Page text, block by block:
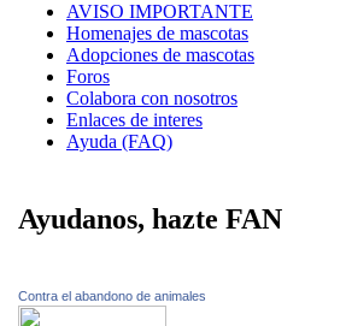
AVISO IMPORTANTE
Homenajes de mascotas
Adopciones de mascotas
Foros
Colabora con nosotros
Enlaces de interes
Ayuda (FAQ)
Ayudanos, hazte FAN
Contra el abandono de animales